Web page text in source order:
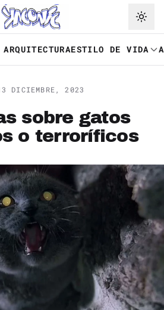
principal
ESTILO DE VIDA
DICIEMBRE, 2023
sobre gatos
o terroríficos